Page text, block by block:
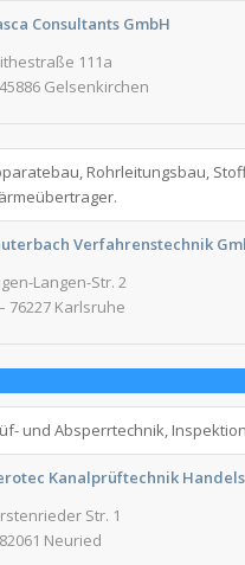
Consultants GmbH
111a
Gelsenkirchen
Rohrleitungsbau,
Verfahrenstechnik
Langen-Str. 2
76227 Karlsruhe
und Absperrtechnik,
Kanalprüftechnik
Str. 1
Neuried